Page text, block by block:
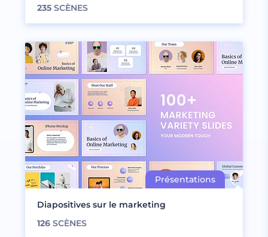
235 SCÈNES
Diapositives sur le marketing
126 SCÈNES